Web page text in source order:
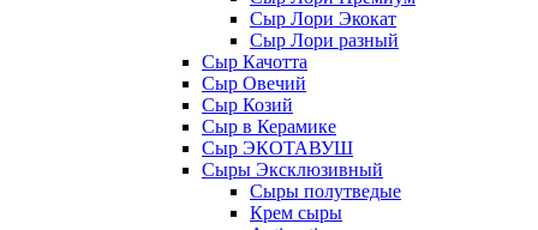
Сыр Лори Экокат
Сыр Лори разный
Сыр Качотта
Сыр Овечий
Сыр Козий
Сыр в Керамике
Сыр ЭКОТАВУШ
Сыры Эксклюзивный
Сыры полутведые
Крем сыры